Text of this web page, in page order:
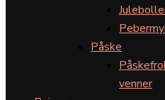
Påske
venner